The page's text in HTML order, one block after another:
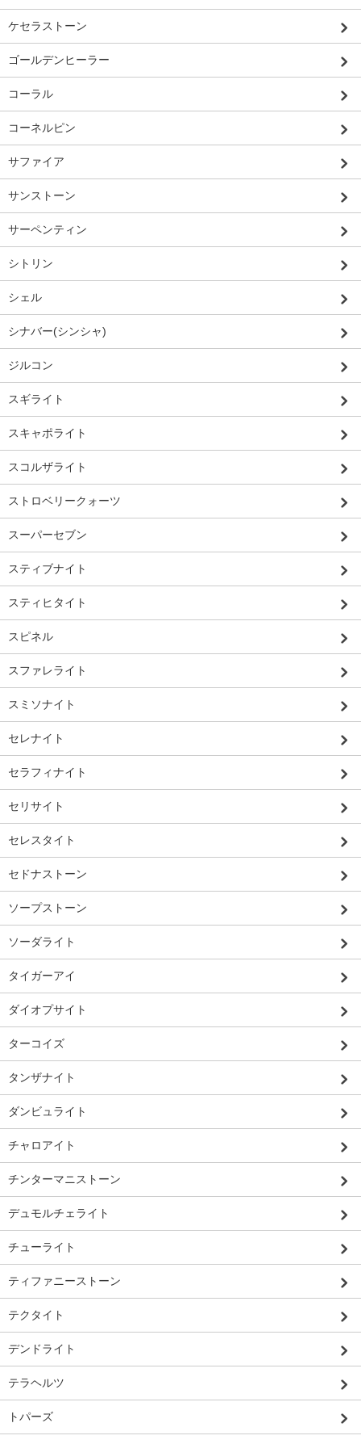
ケセラストーン
ゴールデンヒーラー
コーラル
コーネルピン
サファイア
サンストーン
サーペンティン
シトリン
シェル
シナバー(シンシャ)
ジルコン
スギライト
スキャポライト
スコルザライト
ストロベリークォーツ
スーパーセブン
スティブナイト
スティヒタイト
スピネル
スファレライト
スミソナイト
セレナイト
セラフィナイト
セリサイト
セレスタイト
セドナストーン
ソープストーン
ソーダライト
タイガーアイ
ダイオプサイト
ターコイズ
タンザナイト
ダンビュライト
チャロアイト
チンターマニストーン
デュモルチェライト
チューライト
ティファニーストーン
テクタイト
デンドライト
テラヘルツ
トパーズ